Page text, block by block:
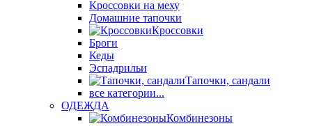
Кроссовки на меху
Домашние тапочки
Кроссовки
Броги
Кеды
Эспадрильи
Тапочки, сандали
все категории...
ОДЕЖДА
Комбинезоны